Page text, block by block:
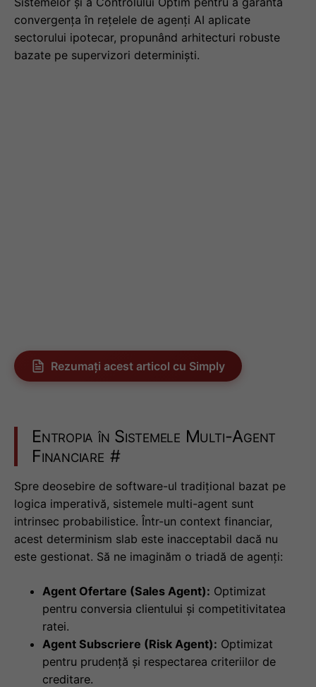
convergența în rețelele de agenți AI aplicate
sectorului ipotecar, propunând arhitecturi robuste
bazate pe supervizori determiniști.
Rezumați acest articol cu Simply
Entropia în Sistemele Multi-Agent
Financiare #
Spre deosebire de software-ul tradițional bazat pe
logica imperativă, sistemele multi-agent sunt
intrinsec probabilistice. Într-un context financiar,
acest determinism slab este inacceptabil dacă nu
este gestionat. Să ne imaginăm o triadă de agenți:
Agent Ofertare (Sales Agent): Optimizat
pentru conversia clientului și competitivitatea
ratei.
Agent Subscriere (Risk Agent): Optimizat
pentru prudență și respectarea criteriilor de
creditare.